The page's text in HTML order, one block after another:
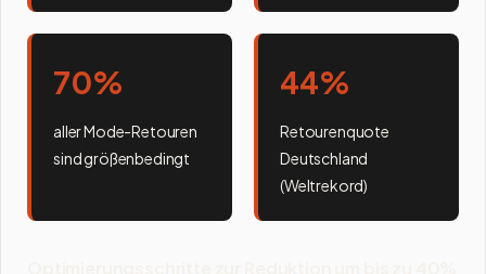
70%
aller Mode-Retouren
sind größenbedingt
44%
Retourenquote
Deutschland
(Weltrekord)